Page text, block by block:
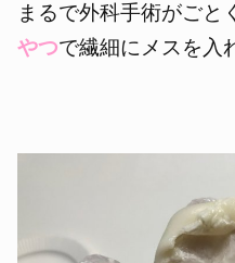
まるで外科手術がごと
やつで繊細にメスを入